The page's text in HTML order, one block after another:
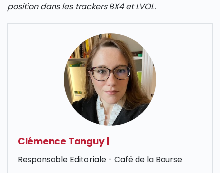
position dans les trackers BX4 et LVOL.
Clémence Tanguy
Responsable Editoriale - Café de la Bourse